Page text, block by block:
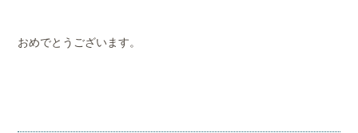
おめでとうございます。